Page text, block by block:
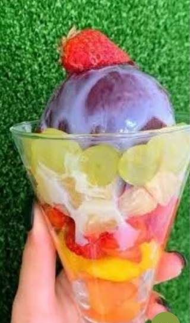
Beijinho de bacuri
Crédito da foto: Divulgação. Ingredientes: 1
lata de leite condensado; 1 xícara de polpa
bacuri; 1 colher de sopa de manteiga; Coco...